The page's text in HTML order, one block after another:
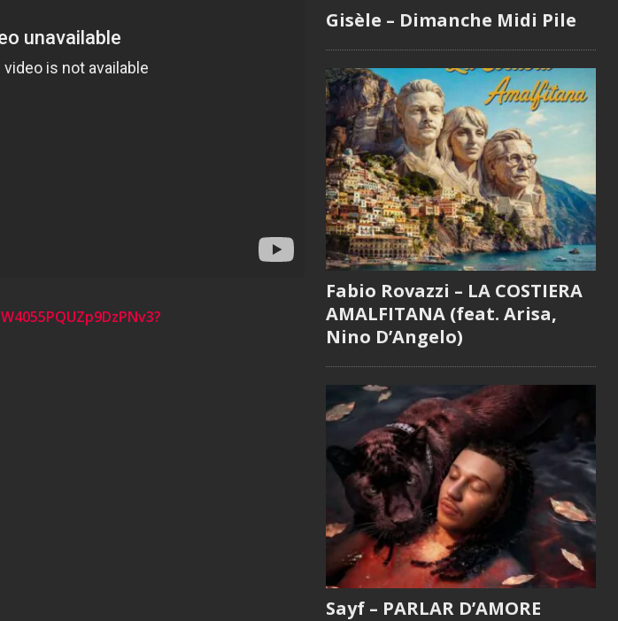
Gisèle – Dimanche Midi Pile
Fabio Rovazzi – LA COSTIERA
AMALFITANA (feat. Arisa,
Nino D’Angelo)
Sayf – PARLAR D’AMORE